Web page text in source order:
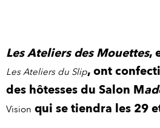
Les Ateliers des Mouettes,
Les Ateliers du Slip, ont
des hôtesses du Salon M
Vision qui se tiendra les 29